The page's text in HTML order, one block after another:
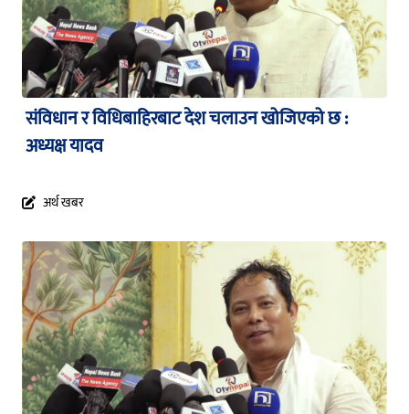
संविधान र विधिबाहिरबाट देश चलाउन खोजिएको छ :
अध्यक्ष यादव
अर्थ खबर